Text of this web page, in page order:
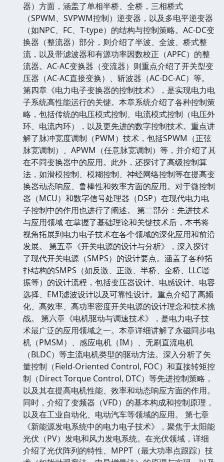
器）方面，涵盖了单相半桥、全桥，三相桥式
（SPWM、SVPWM控制）逆变器，以及多电平逆变器
（如NPC、FC、T-type）的结构与控制策略。AC-DC变
换器（整流器）部分，则介绍了半波、全波、桥式整
流，以及带滤波器和有源功率因数校正（APFC）的整
流器。AC-AC变换器（变流器）则重点介绍了开关型变
压器（AC-AC直接变换）、斩波器（AC-DC-AC）等。
第四章《电力电子变换器的控制技术》，是实现电力电
子系统高性能运行的关键。本章系统介绍了各种控制策
略，包括传统的电压模式控制、电流模式控制（电压外
环、电流内环），以及更先进的数字控制技术。重点讲
解了脉冲宽度调制（PWM）技术，包括SPWM（正弦
脉宽调制）、APWM（任意脉宽调制）等，并介绍了其
在不同变换器中的应用。此外，还探讨了高级控制算
法，如滑模控制、模糊控制、神经网络控制等在提高变
换器动态响应、鲁棒性和效率方面的应用。对于微控制
器（MCU）和数字信号处理器（DSP）在现代电力电
子控制中的作用也进行了阐述。 第二部分：先进技术
与应用领域 在掌握了基础理论和关键技术后，本书将
视角拓展到电力电子技术在各个领域的深化应用和前沿
发展。 第五章《开关电源的设计与分析》，深入探讨
了现代开关电源（SMPS）的设计要点。涵盖了各种拓
扑结构的SMPS（如反激、正激、半桥、全桥、LLC谐
振等）的设计流程，包括变压器设计、电感设计、电容
选择、EMI滤波设计以及可靠性设计。重点介绍了高频
化、高效率、高功率密度开关电源的设计理念和技术挑
战。 第六章《电机驱动与调速技术》，是电力电子技
术最广泛的应用领域之一。本章详细讲解了永磁同步电
机（PMSM）、感应电机（IM）、无刷直流电机
（BLDC）等主流电机类型的驱动方法。深入分析了矢
量控制（Field-Oriented Control, FOC）和直接转矩控
制（Direct Torque Control, DTC）等先进控制策略，
以及其在提高电机性能、效率和动态响应方面的作用。
同时，介绍了变频器（VFD）的基本构成和控制原理，
以及在工业自动化、电动汽车等领域的应用。 第七章
《新能源发电系统中的电力电子技术》，聚焦于太阳能
光伏（PV）发电和风力发电系统。在光伏领域，详细
介绍了光伏阵列的特性、MPPT（最大功率点跟踪）技